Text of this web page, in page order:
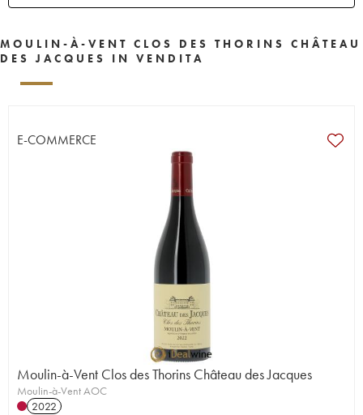
MOULIN-À-VENT CLOS DES THORINS CHÂTEAU
DES JACQUES IN VENDITA
E-COMMERCE
Moulin-à-Vent Clos des Thorins Château des Jacques
Moulin-à-Vent AOC
2022